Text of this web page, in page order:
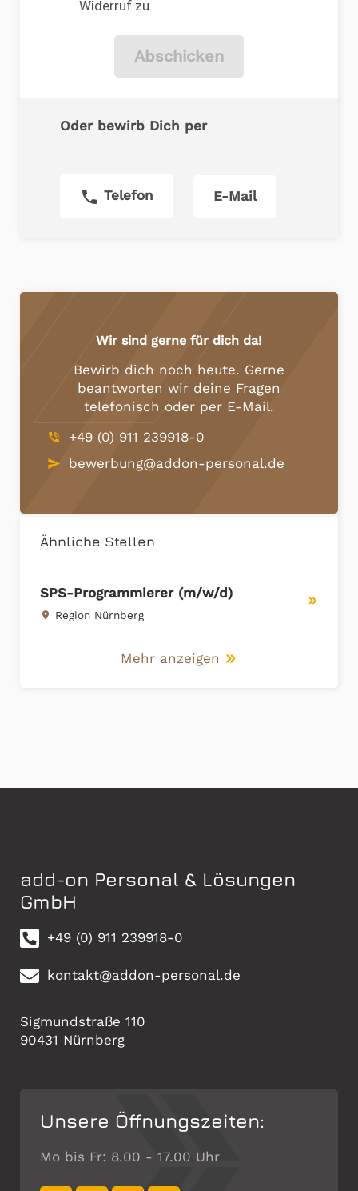
Widerruf zu.
Abschicken
Oder bewirb Dich per
phone Telefon E-Mail
Ähnliche Stellen
SPS-Programmierer (m/w/d)
place Region Nürnberg
double_arrow
Mehr anzeigen double_arrow
Wir sind gerne für dich da!
Bewirb dich noch heute. Gerne
beantworten wir deine Fragen
telefonisch oder per E-Mail.
phone_in_talk +49 (0) 911 239918-0
send bewerbung@addon-personal.de
add-on Personal & Lösungen
GmbH
+49 (0) 911 239918-0
kontakt@addon-personal.de
Sigmundstraße 110
90431 Nürnberg
Unsere Öffnungszeiten:
Mo bis Fr: 8.00 - 17.00 Uhr